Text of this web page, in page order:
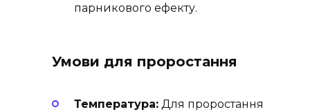
парникового ефекту.
Умови для проростання
Температура: Для проростання